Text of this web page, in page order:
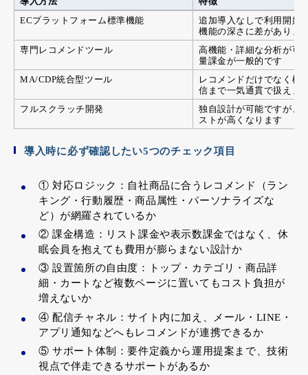
ECプラットフォーム標準機能
追加導入なしで利用開始
機能の深さに差がありま
専門レコメンドツール
高機能・詳細な分析が可
量課金が一般的です
MA/CDP統合型ツール
レコメンドだけでなく検
信まで一気通貫で扱えま
フルスクラッチ開発
独自設計が可能ですが、
ストが高くなります
導入時に必ず確認したい5つのチェック項目
① 対応ロジック：自社商品に合うレコメンド（ラン
キング・行動履歴・商品属性・パーソナライズな
ど）が網羅されているか
② 課金構造：リスト課金や表示数課金ではなく、休
眠会員を抱えても費用が膨らまない設計か
③ 設置箇所の自由度：トップ・カテゴリ・商品詳
細・カートなど複数ページに置いてもコスト負担が
増えないか
④ 配信チャネル：サイト内に加え、メール・LINE・
アプリ通知などへもレコメンドが連携できるか
⑤ サポート体制：要件定義から運用提案まで、技術
視点で伴走できるサポートがあるか